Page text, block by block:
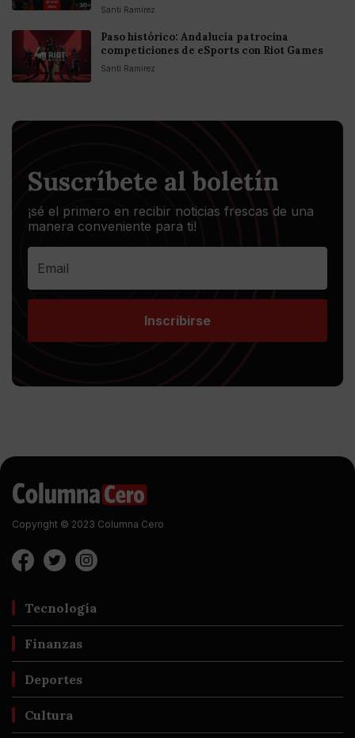
Santi Ramirez
Paso histórico: Andalucía patrocina
competiciones de eSports con Riot Games
Santi Ramirez
Suscríbete al boletín
¡sé el primero en recibir noticias frescas de una
manera conveniente para ti!
Inscribirse
Copyright © 2023 Columna Cero
Tecnología
Finanzas
Deportes
Cultura